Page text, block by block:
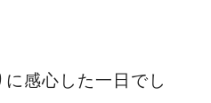
感心した一日でし